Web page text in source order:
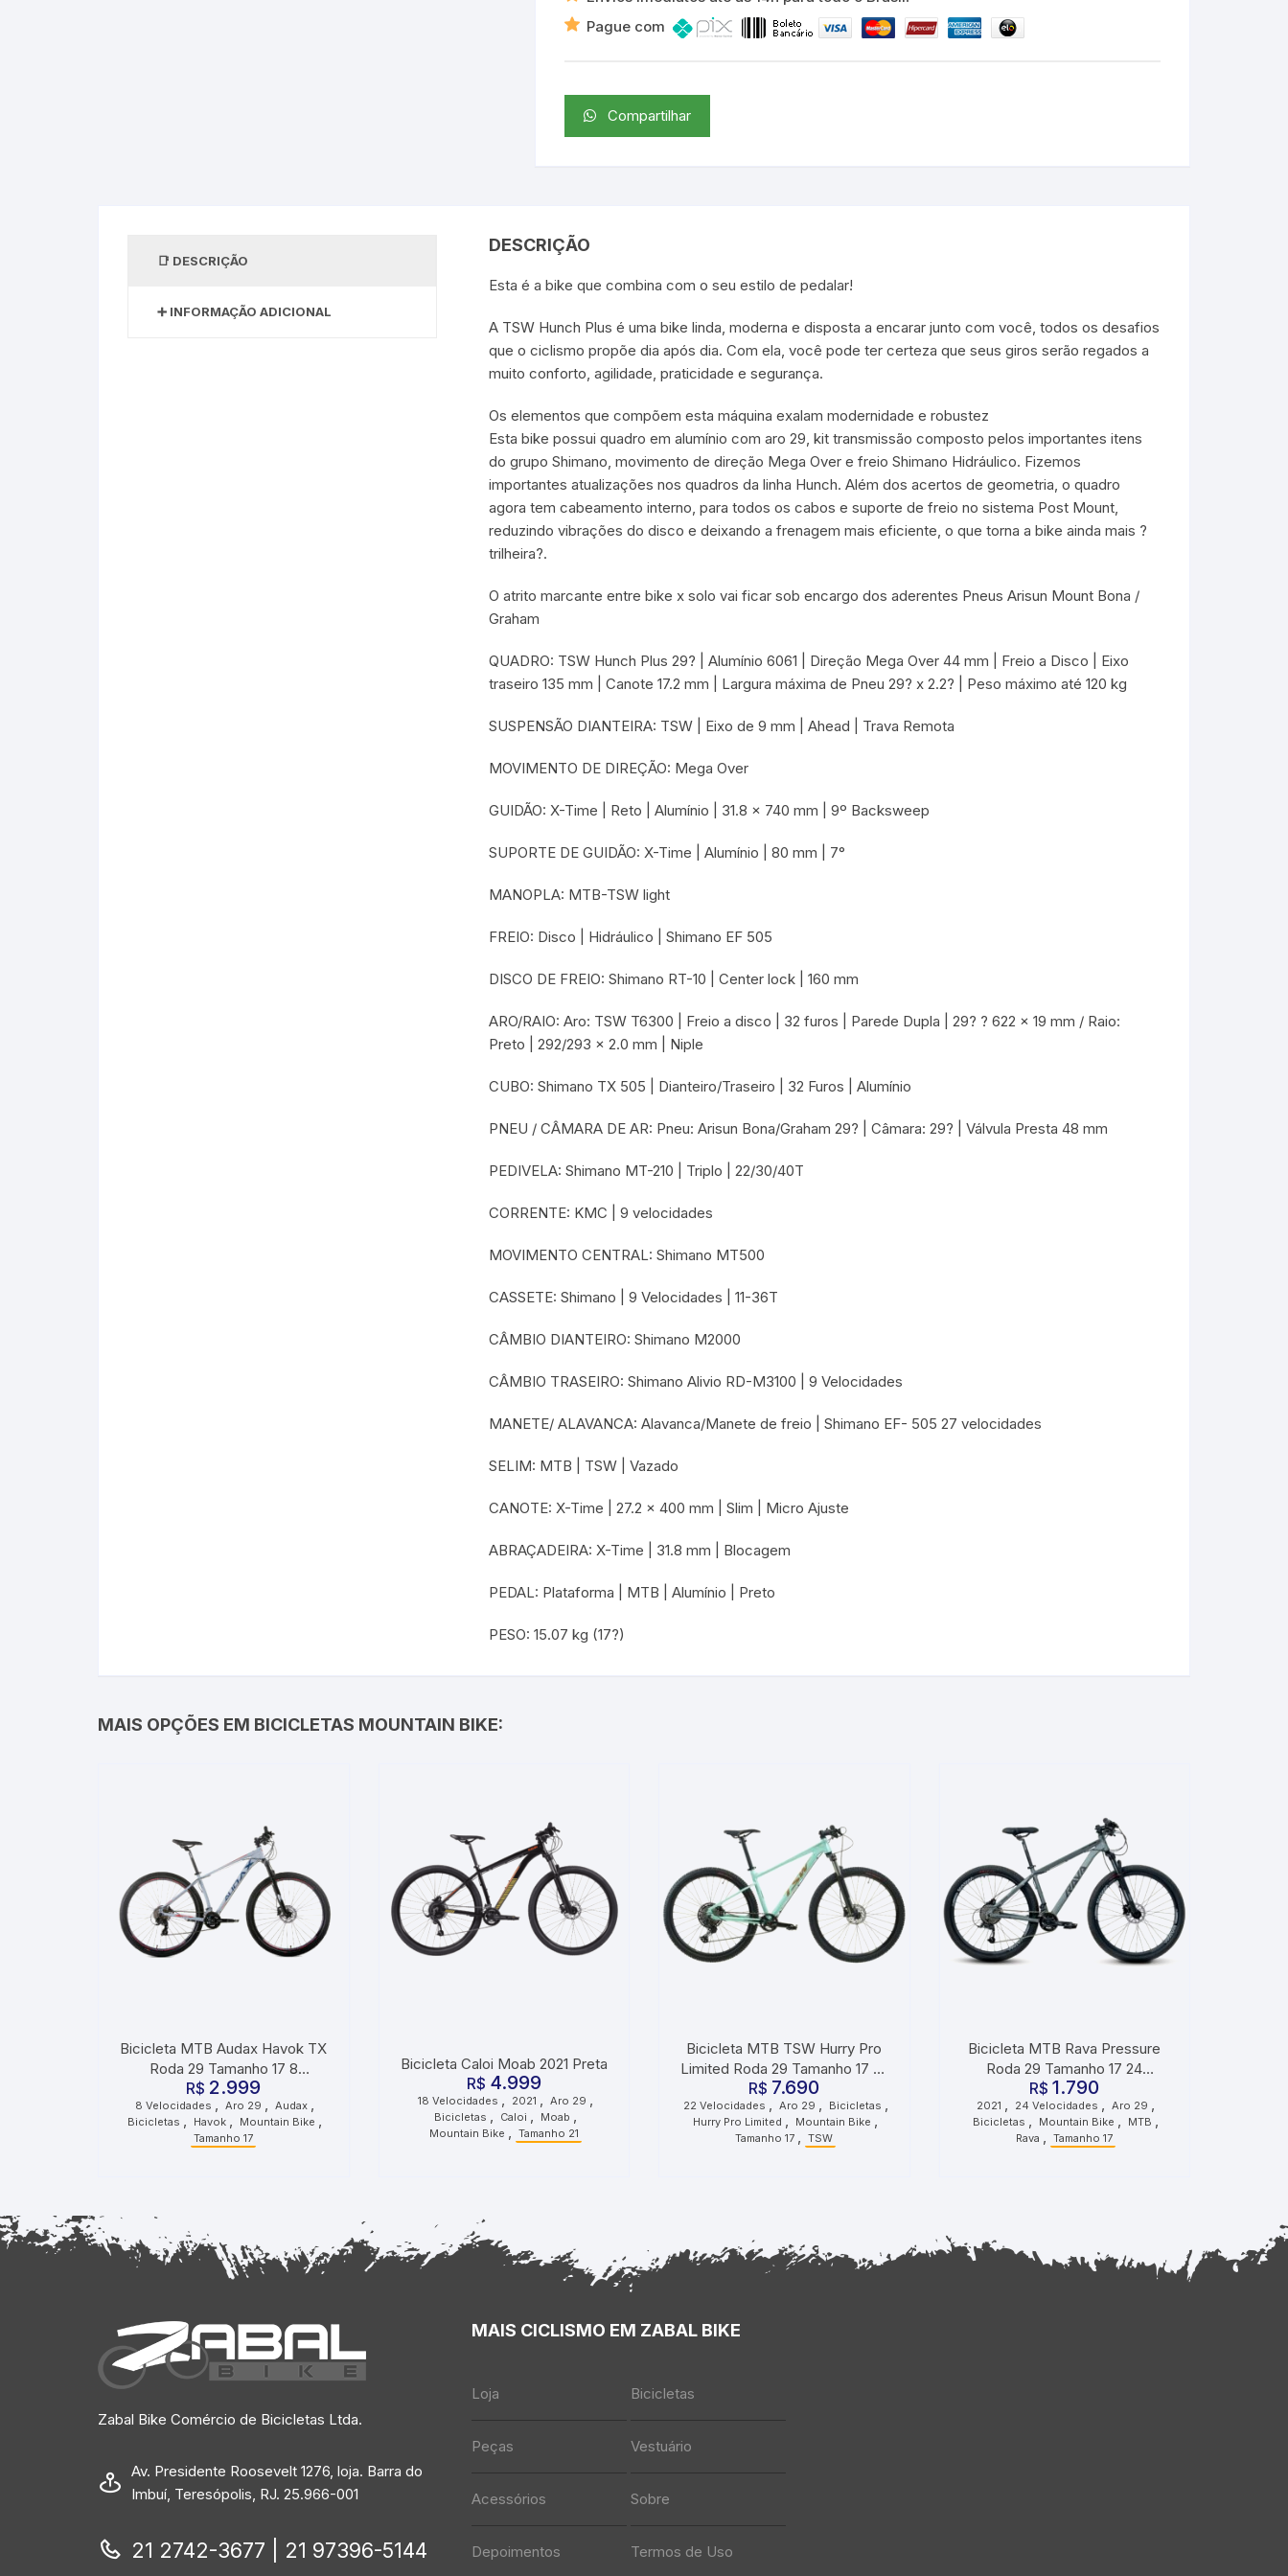
Pague com
Compartilhar
DESCRIÇÃO
INFORMAÇÃO ADICIONAL
DESCRIÇÃO
Esta é a bike que combina com o seu estilo de pedalar!
A TSW Hunch Plus é uma bike linda, moderna e disposta a encarar junto com você, todos os desafios
que o ciclismo propõe dia após dia. Com ela, você pode ter certeza que seus giros serão regados a
muito conforto, agilidade, praticidade e segurança.
Os elementos que compõem esta máquina exalam modernidade e robustez
Esta bike possui quadro em alumínio com aro 29, kit transmissão composto pelos importantes itens
do grupo Shimano, movimento de direção Mega Over e freio Shimano Hidráulico. Fizemos
importantes atualizações nos quadros da linha Hunch. Além dos acertos de geometria, o quadro
agora tem cabeamento interno, para todos os cabos e suporte de freio no sistema Post Mount,
reduzindo vibrações do disco e deixando a frenagem mais eficiente, o que torna a bike ainda mais ?
trilheira?.
O atrito marcante entre bike x solo vai ficar sob encargo dos aderentes Pneus Arisun Mount Bona /
Graham
QUADRO: TSW Hunch Plus 29? | Alumínio 6061 | Direção Mega Over 44 mm | Freio a Disco | Eixo
traseiro 135 mm | Canote 17.2 mm | Largura máxima de Pneu 29? x 2.2? | Peso máximo até 120 kg
SUSPENSÃO DIANTEIRA: TSW | Eixo de 9 mm | Ahead | Trava Remota
MOVIMENTO DE DIREÇÃO: Mega Over
GUIDÃO: X-Time | Reto | Alumínio | 31.8 x 740 mm | 9º Backsweep
SUPORTE DE GUIDÃO: X-Time | Alumínio | 80 mm | 7°
MANOPLA: MTB-TSW light
FREIO: Disco | Hidráulico | Shimano EF 505
DISCO DE FREIO: Shimano RT-10 | Center lock | 160 mm
ARO/RAIO: Aro: TSW T6300 | Freio a disco | 32 furos | Parede Dupla | 29? ? 622 x 19 mm / Raio:
Preto | 292/293 x 2.0 mm | Niple
CUBO: Shimano TX 505 | Dianteiro/Traseiro | 32 Furos | Alumínio
PNEU / CÂMARA DE AR: Pneu: Arisun Bona/Graham 29? | Câmara: 29? | Válvula Presta 48 mm
PEDIVELA: Shimano MT-210 | Triplo | 22/30/40T
CORRENTE: KMC | 9 velocidades
MOVIMENTO CENTRAL: Shimano MT500
CASSETE: Shimano | 9 Velocidades | 11-36T
CÂMBIO DIANTEIRO: Shimano M2000
CÂMBIO TRASEIRO: Shimano Alivio RD-M3100 | 9 Velocidades
MANETE/ ALAVANCA: Alavanca/Manete de freio | Shimano EF- 505 27 velocidades
SELIM: MTB | TSW | Vazado
CANOTE: X-Time | 27.2 x 400 mm | Slim | Micro Ajuste
ABRAÇADEIRA: X-Time | 31.8 mm | Blocagem
PEDAL: Plataforma | MTB | Alumínio | Preto
PESO: 15.07 kg (17?)
MAIS OPÇÕES EM BICICLETAS MOUNTAIN BIKE:
Bicicleta MTB Audax Havok TX
Roda 29 Tamanho 17 8
Velocidades Cinza
R$ 2.999
8 Velocidades , Aro 29 , Audax ,
Bicicletas , Havok , Mountain Bike ,
Tamanho 17
Bicicleta Caloi Moab 2021 Preta
R$ 4.999
18 Velocidades 2021 Aro 29
Bicicletas Caloi Moab
Mountain Bike Tamanho 21
Bicicleta MTB TSW Hurry Pro
Limited Roda 29 Tamanho 17 22
Velocidades Azul
R$ 7.690
22 Velocidades , Aro 29 , Bicicletas ,
Hurry Pro Limited , Mountain Bike ,
Tamanho 17 , TSW
Bicicleta MTB Rava Pressure
Roda 29 Tamanho 17 24
Velocidades 2021 Cinza Preto
R$ 1.790
2021 , 24 Velocidades , Aro 29 ,
Bicicletas , Mountain Bike , MTB ,
Rava , Tamanho 17
Zabal Bike Comércio de Bicicletas Ltda.
Av. Presidente Roosevelt 1276, loja. Barra do
Imbuí, Teresópolis, RJ. 25.966-001
21 2742-3677 | 21 97396-5144
MAIS CICLISMO EM ZABAL BIKE
Loja Bicicletas
Peças Vestuário
Acessórios Sobre
Depoimentos Termos de Uso